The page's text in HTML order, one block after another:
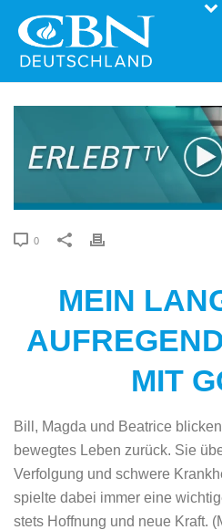
0
MEIN
MIT
Bill, Magda und Beatrice
bewegtes Leben zurück. Sie
Verfolgung und schwere
spielte dabei immer eine
stets Hoffnung und neue Kraft.